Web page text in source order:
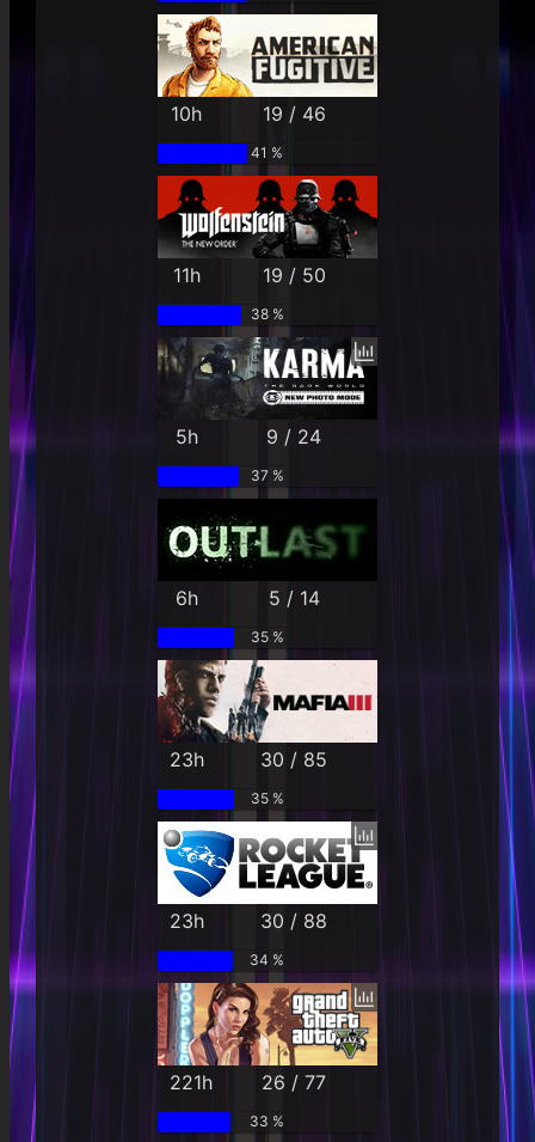
10h 19 / 46
41 %
11h 19 / 50
38 %
5h 9 / 24
37 %
6h 5 / 14
35 %
23h 30 / 85
35 %
23h 30 / 88
34 %
221h 26 / 77
33 %